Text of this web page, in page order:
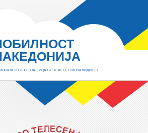
СОЈУЗ НА ЛИЦА СО ТЕЛЕСЕН ИНВАЛИДИТЕТ